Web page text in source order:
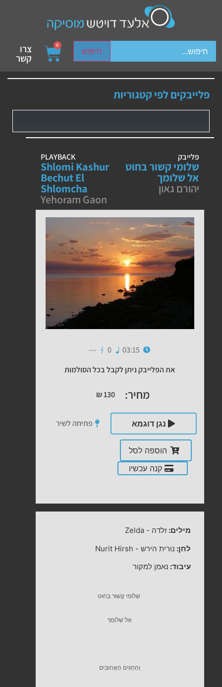
חיפוש
device users, explore by touch or with swipe gestures.
0 צרו
קשר
פלייבקים לפי קטגוריות
פלייבק
שלומי קשור בחוט
אל שלומך
יהורם גאון
PLAYBACK
Shlomi Kashur
Bechut El
Shlomcha
Yehoram Gaon
03:15
0
---
את הפלייבק ניתן לקבל בכל הסולמות
מחיר: ₪130
נגן דוגמא פתיחה לשיר
הוספה לסל
קנה עכשיו
מילים:זלדה -
Zelda
לחן: נורית הירש -
Nurit Hirsh
עיבוד: נאמן למקור
שְׁלוֹמִי קָשׁוּר בְּחוּט
אֶל שְׁלוֹמְךָ
וְהַחַגִּים הָאֲהוּבִים